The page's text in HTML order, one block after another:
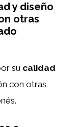
y diseño
otras
su calidad
con otras